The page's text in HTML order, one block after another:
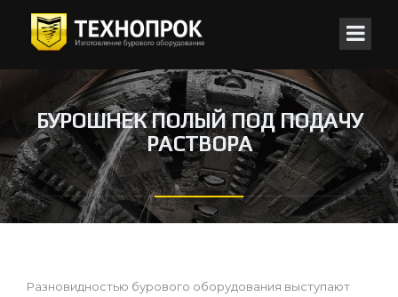
БУРОШНЕК ПОЛЫЙ ПОД ПОДАЧУ
РАСТВОРА
Разновидностью бурового оборудования выступают